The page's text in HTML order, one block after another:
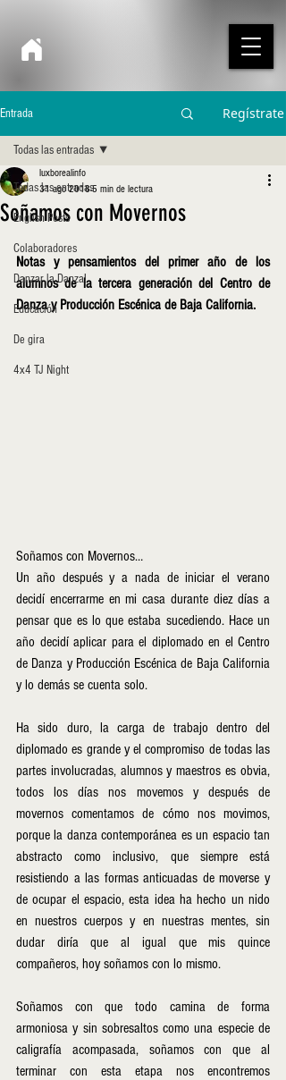
Entrada Regístrate
Todas las entradas
English Posts
Colaboradores
Danzar la Danza!
Educación
De gira
4x4 TJ Night
Todas las entradas
Soñamos con Movernos
luxborealinfo
31 ago 20185 min de lectura
Notas y pensamientos del primer año de los
alumnos de la tercera generación del Centro de
Danza y Producción Escénica de Baja California.
Soñamos con Movernos…
Un año después y a nada de iniciar el verano
decidí encerrarme en mi casa durante diez días a
pensar que es lo que estaba sucediendo. Hace un
año decidí aplicar para el diplomado en el Centro
de Danza y Producción Escénica de Baja California
y lo demás se cuenta solo.
Ha sido duro, la carga de trabajo dentro del
diplomado es grande y el compromiso de todas las
partes involucradas, alumnos y maestros es obvia,
todos los días nos movemos y después de
movernos comentamos de cómo nos movimos,
porque la danza contemporánea es un espacio tan
abstracto como inclusivo, que siempre está
resistiendo a las formas anticuadas de moverse y
de ocupar el espacio, esta idea ha hecho un nido
en nuestros cuerpos y en nuestras mentes, sin
dudar diría que al igual que mis quince
compañeros, hoy soñamos con lo mismo.
Soñamos con que todo camina de forma
armoniosa y sin sobresaltos como una especie de
caligrafía acompasada, soñamos con que al
terminar con esta etapa nos encontremos